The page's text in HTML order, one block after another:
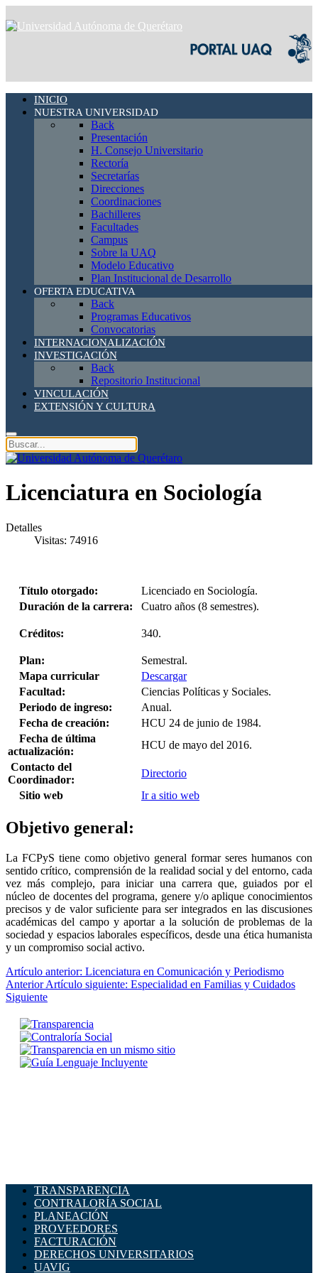
INICIO
NUESTRA UNIVERSIDAD
Back
Presentación
H. Consejo Universitario
Rectoría
Secretarías
Direcciones
Coordinaciones
Bachilleres
Facultades
Campus
Sobre la UAQ
Modelo Educativo
Plan Institucional de Desarrollo
OFERTA EDUCATIVA
Back
Programas Educativos
Convocatorias
INTERNACIONALIZACIÓN
INVESTIGACIÓN
Back
Repositorio Institucional
VINCULACIÓN
EXTENSIÓN Y CULTURA
Licenciatura en Sociología
Detalles
Visitas: 74916
Título otorgado:
Licenciado en Sociología.
Duración de la carrera:
Cuatro años (8 semestres).
Créditos: 340.
Plan:
Semestral.
Mapa curricular
Descargar
Facultad:
Ciencias Políticas y Sociales.
Periodo de ingreso:
Anual.
Fecha de creación:
HCU 24 de junio de 1984.
Fecha de última
actualización:
HCU de mayo del 2016.
Contacto del
Coordinador:
Directorio
Sitio web
Ir a sitio web
Objetivo general:
La FCPyS tiene como objetivo general formar seres humanos con
sentido crítico, comprensión de la realidad social y del entorno, cada
vez más complejo, para iniciar una carrera que, guiados por el
núcleo de docentes del programa, genere y/o aplique conocimientos
precisos y de valor suficiente para ser integrados en las discusiones
académicas del campo y aportar a la solución de problemas de la
sociedad y espacios laborales específicos, desde una ética humanista
y un compromiso social activo.
Artículo anterior: Licenciatura en Comunicación y Periodismo
Anterior Artículo siguiente: Especialidad en Familias y Cuidados
Siguiente
TRANSPARENCIA
CONTRALORÍA SOCIAL
PLANEACIÓN
PROVEEDORES
FACTURACIÓN
DERECHOS UNIVERSITARIOS
UAVIG